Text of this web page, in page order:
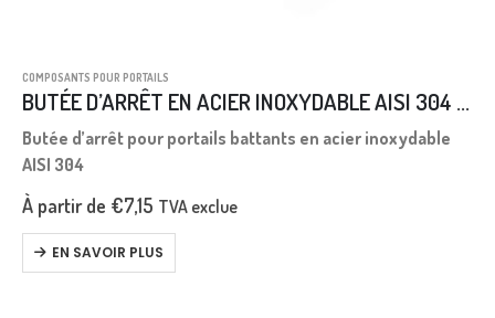
COMPOSANTS POUR PORTAILS
BUTÉE D’ARRÊT EN ACIER INOXYDABLE AISI 304 À FIXER
Butée d’arrêt pour portails battants en acier inoxydable
AISI 304
À partir de €7,15 TVA exclue
EN SAVOIR PLUS